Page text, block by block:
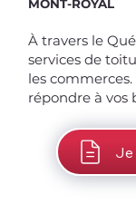
MONT-ROYAL
À travers le
services de
les
répondre à vos
Je